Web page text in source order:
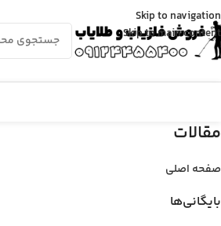
Skip to navigation
Skip to main content
مقالات
صفحه اصلی
بایگانی‌ها